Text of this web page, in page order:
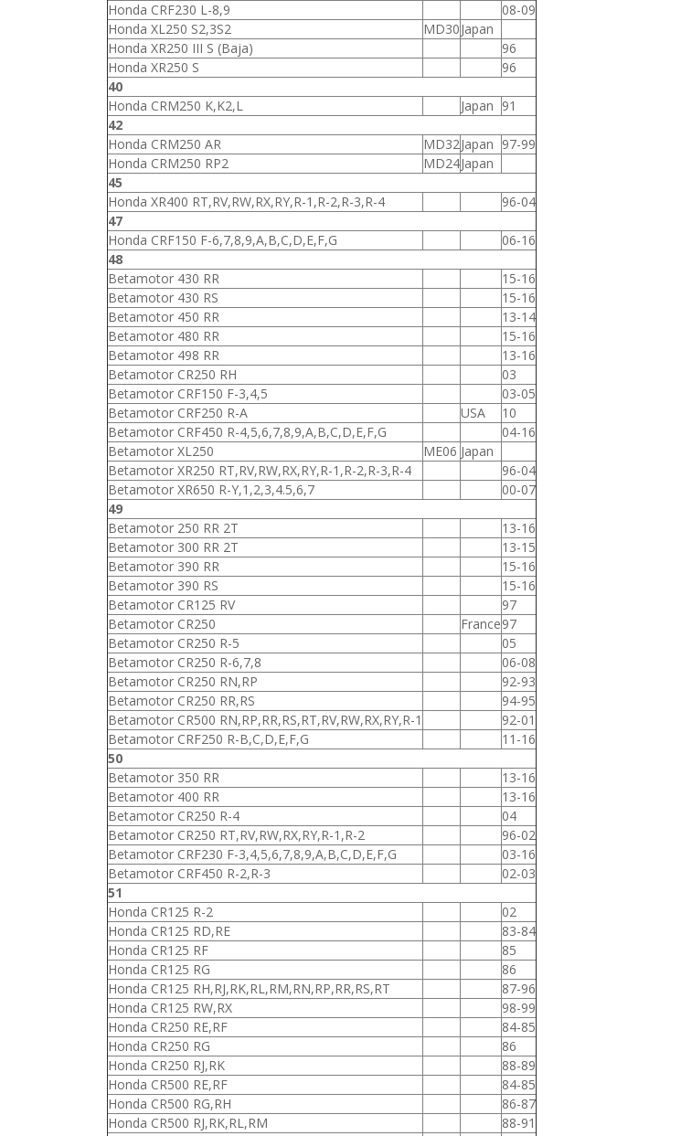
Honda CRF230 L-8,9
08-09
Honda XL250 S2,3S2
MD30Japan
Honda XR250 III S (Baja)
96
Honda XR250 S
96
40
Honda CRM250 K,K2,L
Japan 91
42
Honda CRM250 AR
MD32Japan 97-99
Honda CRM250 RP2
MD24Japan
45
Honda XR400 RT,RV,RW,RX,RY,R-1,R-2,R-3,R-4
96-04
47
Honda CRF150 F-6,7,8,9,A,B,C,D,E,F,G
06-16
48
Betamotor 430 RR
15-16
Betamotor 430 RS
15-16
Betamotor 450 RR
13-14
Betamotor 480 RR
15-16
Betamotor 498 RR
13-16
Betamotor CR250 RH
03
Betamotor CRF150 F-3,4,5
03-05
Betamotor CRF250 R-A
USA
10
Betamotor CRF450 R-4,5,6,7,8,9,A,B,C,D,E,F,G
04-16
Betamotor XL250
ME06 Japan
Betamotor XR250 RT,RV,RW,RX,RY,R-1,R-2,R-3,R-4
96-04
Betamotor XR650 R-Y,1,2,3,4.5,6,7
00-07
49
Betamotor 250 RR 2T
13-16
Betamotor 300 RR 2T
13-15
Betamotor 390 RR
15-16
Betamotor 390 RS
15-16
Betamotor CR125 RV
97
Betamotor CR250
France97
Betamotor CR250 R-5
05
Betamotor CR250 R-6,7,8
06-08
Betamotor CR250 RN,RP
92-93
Betamotor CR250 RR,RS
94-95
Betamotor CR500 RN,RP,RR,RS,RT,RV,RW,RX,RY,R-1
92-01
Betamotor CRF250 R-B,C,D,E,F,G
11-16
50
Betamotor 350 RR
13-16
Betamotor 400 RR
13-16
Betamotor CR250 R-4
04
Betamotor CR250 RT,RV,RW,RX,RY,R-1,R-2
96-02
Betamotor CRF230 F-3,4,5,6,7,8,9,A,B,C,D,E,F,G
03-16
Betamotor CRF450 R-2,R-3
02-03
51
Honda CR125 R-2
02
Honda CR125 RD,RE
83-84
Honda CR125 RF
85
Honda CR125 RG
86
Honda CR125 RH,RJ,RK,RL,RM,RN,RP,RR,RS,RT
87-96
Honda CR125 RW,RX
98-99
Honda CR250 RE,RF
84-85
Honda CR250 RG
86
Honda CR250 RJ,RK
88-89
Honda CR500 RE,RF
84-85
Honda CR500 RG,RH
86-87
Honda CR500 RJ,RK,RL,RM
88-91